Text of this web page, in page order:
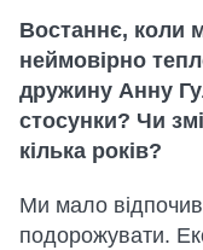
Востаннє, коли
неймовірно
дружину Анну
стосунки? Чи
кілька років?
Ми мало
подорожувати.